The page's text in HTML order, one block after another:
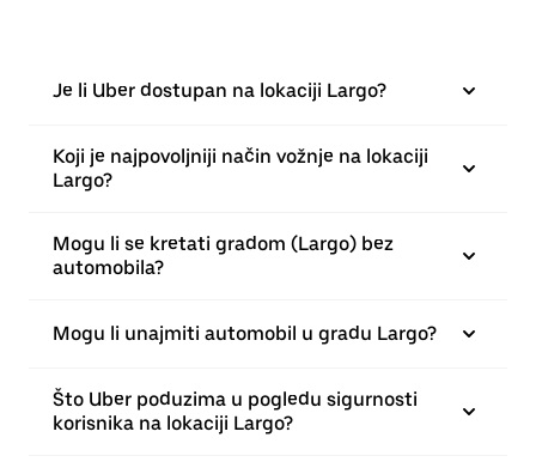
Je li Uber dostupan na lokaciji Largo?
Koji je najpovoljniji način vožnje na lokaciji
Largo?
Mogu li se kretati gradom (Largo) bez
automobila?
Mogu li unajmiti automobil u gradu Largo?
Što Uber poduzima u pogledu sigurnosti
korisnika na lokaciji Largo?